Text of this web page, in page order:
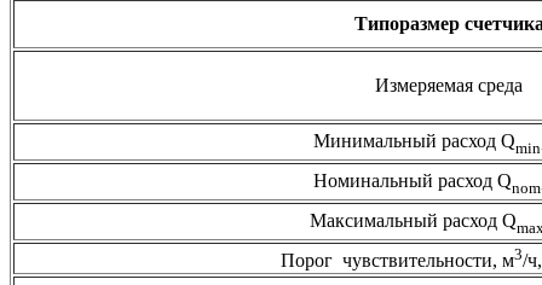
Типоразмер
Измеряемая среда
Минимальный расход Qmin
Номинальный расход Qnom
Максимальный расход Q
Порог чувствительности, м3/